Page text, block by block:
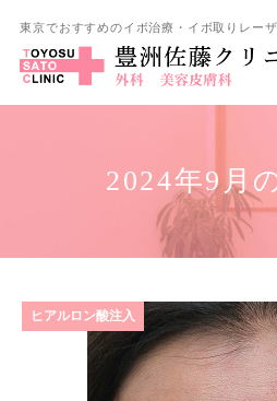
東京でおすすめのイボ治療・イボ取りレーザ
2024年9月
ヒアルロン酸注入